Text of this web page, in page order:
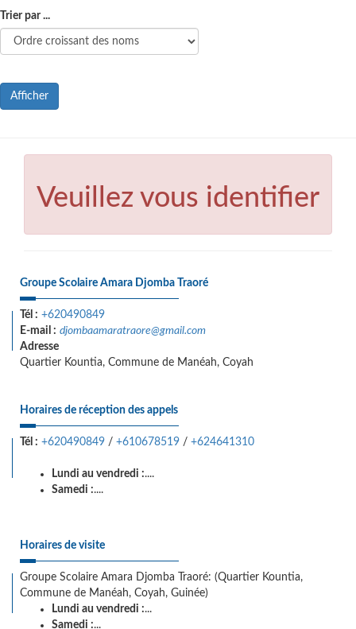
Trier par ...
Afficher
Veuillez vous identifier
Groupe Scolaire Amara Djomba Traoré
Tél : +620490849
E-mail : djombaamaratraore@gmail.com
Adresse
Quartier Kountia, Commune de Manéah, Coyah
Horaires de réception des appels
Tél : +620490849 / +610678519 / +624641310
Lundi au vendredi :....
Samedi :....
Horaires de visite
Groupe Scolaire Amara Djomba Traoré: (Quartier Kountia,
Commune de Manéah, Coyah, Guinée)
Lundi au vendredi :...
Samedi :...